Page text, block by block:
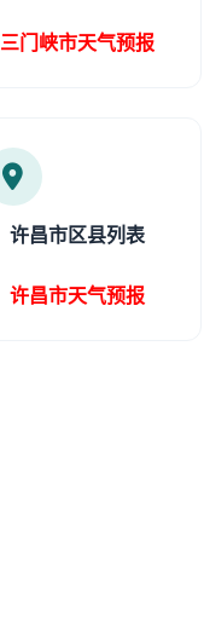
三门峡市天气预报
许昌市区县列表
许昌市天气预报